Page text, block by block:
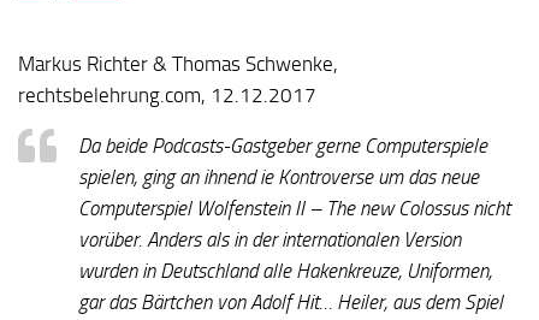
Markus Richter & Thomas Schwenke,
rechtsbelehrung.com, 12.12.2017
Da beide Podcasts-Gastgeber gerne Computerspiele
spielen, ging an ihnend ie Kontroverse um das neue
Computerspiel Wolfenstein II – The new Colossus nicht
vorüber. Anders als in der internationalen Version
wurden in Deutschland alle Hakenkreuze, Uniformen,
gar das Bärtchen von Adolf Hit… Heiler, aus dem Spiel